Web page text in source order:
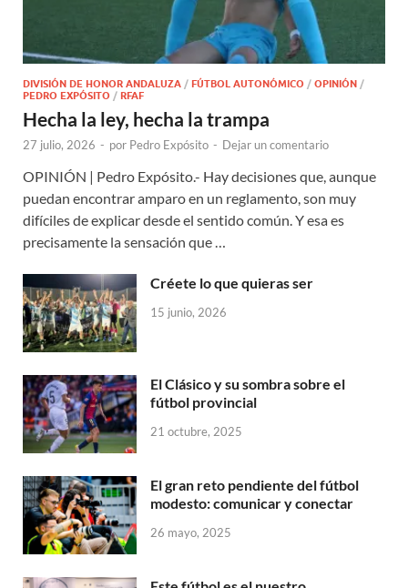
DIVISIÓN DE HONOR ANDALUZA / FÚTBOL AUTONÓMICO / OPINIÓN /
PEDRO EXPÓSITO / RFAF
Hecha la ley, hecha la trampa
27 julio, 2026 - por Pedro Expósito - Dejar un comentario
OPINIÓN | Pedro Expósito.- Hay decisiones que, aunque
puedan encontrar amparo en un reglamento, son muy
difíciles de explicar desde el sentido común. Y esa es
precisamente la sensación que …
Créete lo que quieras ser
15 junio, 2026
El Clásico y su sombra sobre el
fútbol provincial
21 octubre, 2025
El gran reto pendiente del fútbol
modesto: comunicar y conectar
26 mayo, 2025